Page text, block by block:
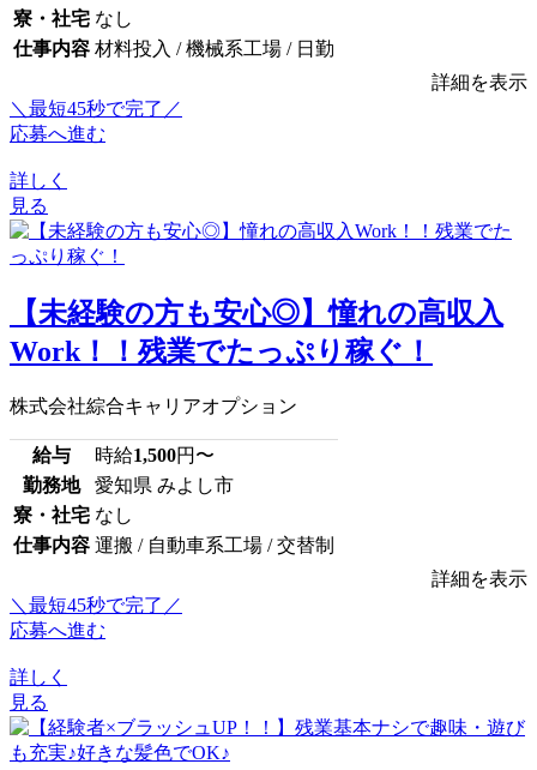
寮・社宅 なし
仕事内容 材料投入 / 機械系工場 / 日勤
詳細を表示
＼最短45秒で完了／
応募へ進む
詳しく
見る
【未経験の方も安心◎】憧れの高収入
Work！！残業でたっぷり稼ぐ！
株式会社綜合キャリアオプション
給与 時給1,500円〜
勤務地
愛知県 みよし市
寮・社宅 なし
仕事内容 運搬 / 自動車系工場 / 交替制
詳細を表示
＼最短45秒で完了／
応募へ進む
詳しく
見る